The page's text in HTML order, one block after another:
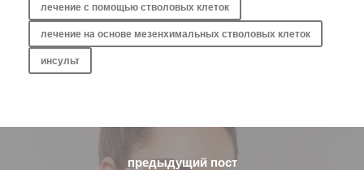
лечение с помощью стволовых клеток
лечение на основе мезенхимальных стволовых клеток
инсульт
предыдущий пост